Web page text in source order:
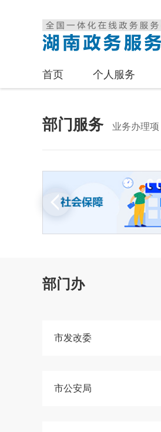
首页 个人服务
部门服务 业务办理项
部门办
市发改委
市公安局